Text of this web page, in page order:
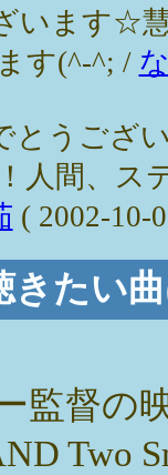
います☆
す(^-^; /
とうござ
人間、ス
( 2002-10-
たい
監督の
Two